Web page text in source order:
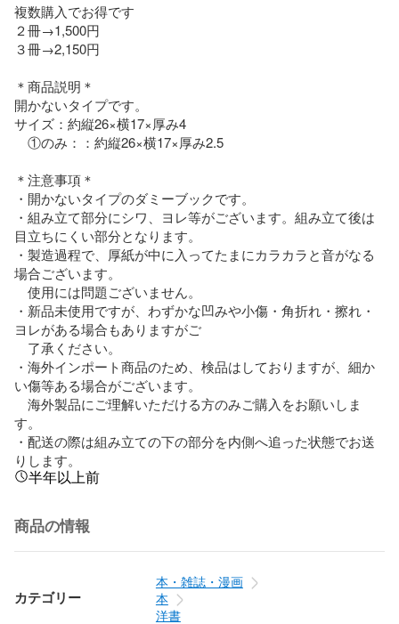
複数購入でお得です
２冊→1,500円
３冊→2,150円
＊商品説明＊
開かないタイプです。
サイズ：約縦26×横17×厚み4
①のみ：：約縦26×横17×厚み2.5
＊注意事項＊
・開かないタイプのダミーブックです。
・組み立て部分にシワ、ヨレ等がございます。組み立て後は
目立ちにくい部分となります。
・製造過程で、厚紙が中に入ってたまにカラカラと音がなる
場合ございます。
使用には問題ございません。
・新品未使用ですが、わずかな凹みや小傷・角折れ・擦れ・
ヨレがある場合もありますがご
了承ください。
・海外インポート商品のため、検品はしておりますが、細か
い傷等ある場合がございます。
海外製品にご理解いただける方のみご購入をお願いしま
す。
・配送の際は組み立ての下の部分を内側へ追った状態でお送
りします。
半年以上前
商品の情報
カテゴリー
本・雑誌・漫画
本
洋書